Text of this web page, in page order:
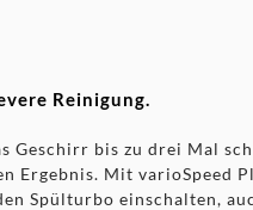
Reinigung.
Geschirr bis zu drei Mal
Ergebnis. Mit varioSpeed
Spülturbo einschalten,